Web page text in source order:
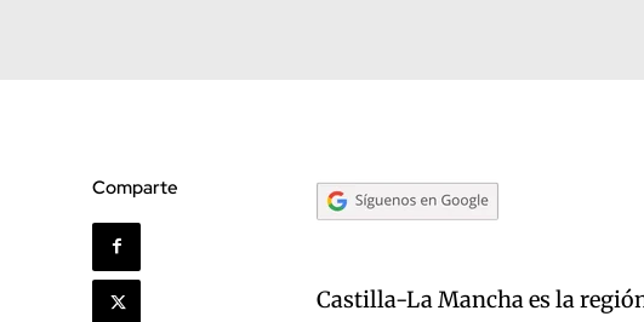
Comparte
Castilla-La Mancha es la